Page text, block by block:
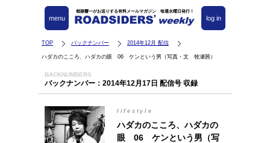
都築響一がお送りする有料メールマガジン 毎週水曜日発行！
log in
menu
TOP バックナンバー 2014年12月 配信
ハダカのこころ、ハダカの眼 06 ケンという男（写真・文 牧瀬茜）
BACKNUMBERS
バックナンバー：2014年12月17日 配信号 収録
lifestyle
ハダカのこころ、ハダカの
眼 06 ケンという男（写